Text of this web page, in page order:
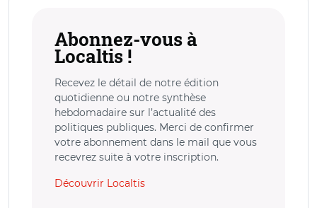
Abonnez-vous à
Localtis !
Recevez le détail de notre édition
quotidienne ou notre synthèse
hebdomadaire sur l’actualité des
politiques publiques. Merci de confirmer
votre abonnement dans le mail que vous
recevrez suite à votre inscription.
Découvrir Localtis